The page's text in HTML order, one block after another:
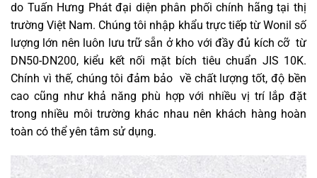
do Tuấn Hưng Phát đại diện phân phối chính hãng tại thị
trường Việt Nam. Chúng tôi nhập khẩu trực tiếp từ Wonil số
lượng lớn nên luôn lưu trữ sẵn ở kho với đầy đủ kích cỡ từ
DN50-DN200, kiểu kết nối mặt bích tiêu chuẩn JIS 10K.
Chính vì thế, chúng tôi đảm bảo về chất lượng tốt, độ bền
cao cũng như khả năng phù hợp với nhiều vị trí lắp đặt
trong nhiều môi trường khác nhau nên khách hàng hoàn
toàn có thể yên tâm sử dụng.